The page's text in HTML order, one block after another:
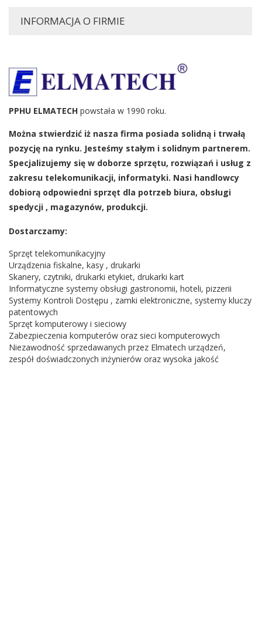
INFORMACJA O FIRMIE
PPHU ELMATECH powstała w 1990 roku.
Można stwierdzić iż nasza firma posiada solidną i trwałą
pozycję na rynku. Jesteśmy stałym i solidnym partnerem.
Specjalizujemy się w doborze sprzętu, rozwiązań i usług z
zakresu telekomunikacji, informatyki. Nasi handlowcy
dobiorą odpowiedni sprzęt dla potrzeb biura, obsługi
spedycji , magazynów, produkcji.
Dostarczamy:
Sprzęt telekomunikacyjny
Urządzenia fiskalne, kasy , drukarki
Skanery, czytniki, drukarki etykiet, drukarki kart
Informatyczne systemy obsługi gastronomii, hoteli, pizzerii
Systemy Kontroli Dostępu , zamki elektroniczne, systemy kluczy
patentowych
Sprzęt komputerowy i sieciowy
Zabezpieczenia komputerów oraz sieci komputerowych
Niezawodność sprzedawanych przez Elmatech urządzeń,
zespół doświadczonych inżynierów oraz wysoka jakość